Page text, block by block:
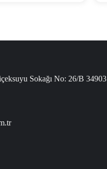
Sokağı No: 26/B 34903